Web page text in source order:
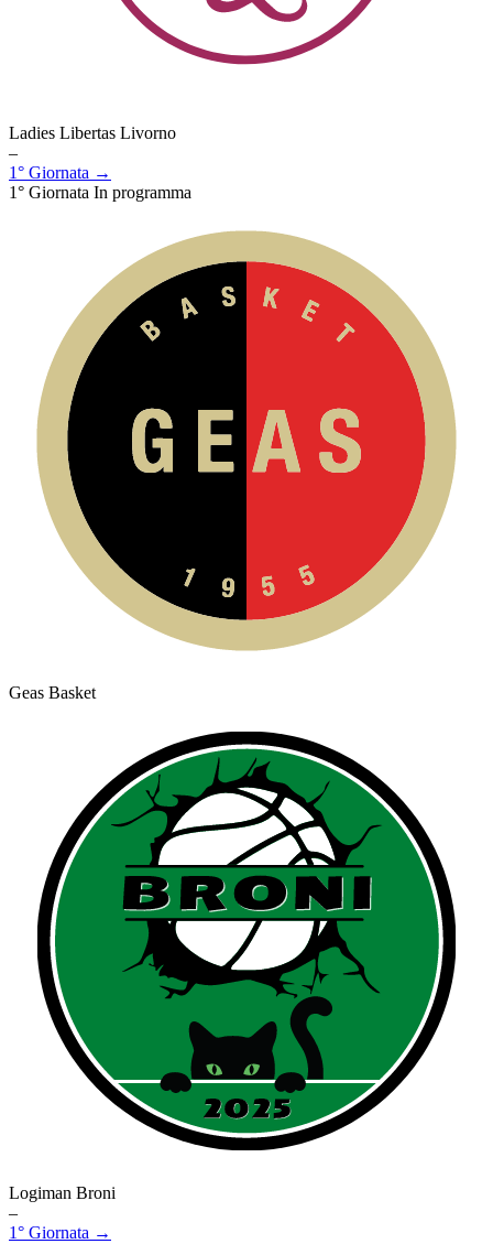
Ladies Libertas Livorno
–
1° Giornata →
1° Giornata In programma
Geas Basket
Logiman Broni
–
1° Giornata →